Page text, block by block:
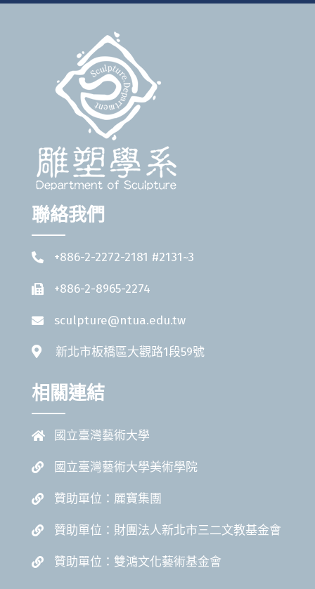
聯絡我們
+886-2-2272-2181 #2131~3
+886-2-8965-2274
sculpture@ntua.edu.tw
新北市板橋區大觀路1段59號
相關連結
國立臺灣藝術大學
國立臺灣藝術大學美術學院
贊助單位：麗寶集團
贊助單位：財團法人新北市三二文教基金會
贊助單位：雙鴻文化藝術基金會